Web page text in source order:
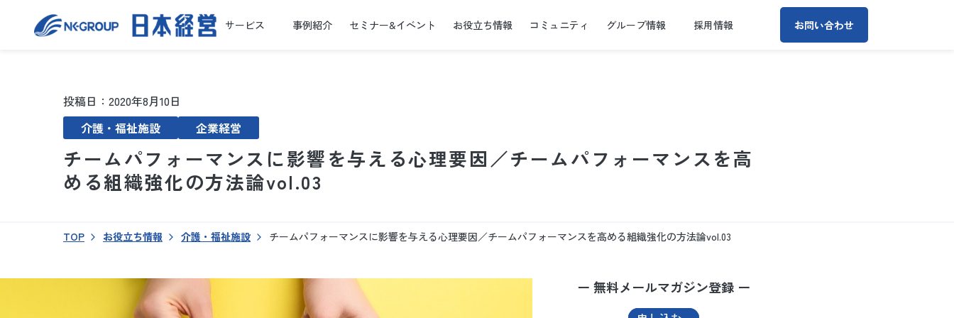
サービス 事例紹介 セミナー&イベント お役立ち情報 コミュニティ グループ情報 採用情報 お問い合わせ
投稿日：2020年8月10日
介護・福祉施設
企業経営
チームパフォーマンスに影響を与える心理要因／チームパフォーマンスを高
める組織強化の方法論vol.03
TOP お役立ち情報 介護・福祉施設 チームパフォーマンスに影響を与える心理要因／チームパフォーマンスを高める組織強化の方法論vol.03
ー 無料メールマガジン登録 ー